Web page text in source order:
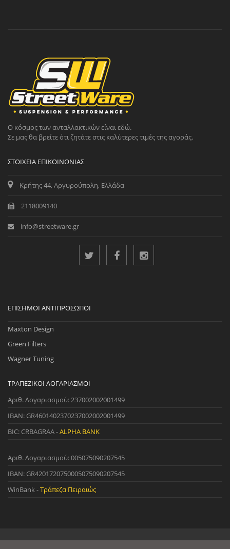
Ο κόσμος των ανταλλακτικών είναι εδώ.
Σε μας θα βρείτε ότι ζητάτε στις καλύτερες τιμές της αγοράς.
ΣΤΟΙΧΕΊΑ ΕΠΙΚΟΙΝΩΝΊΑΣ
Κρήτης 44, Αργυρούπολη, Ελλάδα
2118009140
info@streetware.gr
ΕΠΊΣΗΜΟΙ ΑΝΤΙΠΡΌΣΩΠΟΙ
Maxton Design
Green Filters
Wagner Tuning
ΤΡΑΠΕΖΙΚΟΊ ΛΟΓΑΡΙΑΣΜΟΊ
Αριθ. Λογαριασμού: 237002002001499
IBAN: GR4601402370237002002001499
BIC: CRBAGRAA -ALPHA BANK
Αριθ. Λογαριασμού: 005075090207545
IBAN: GR4201720750005075090207545
WinBank -Τράπεζα Πειραιώς
© 2022 StreetWare. All Rights Reserved. | Designed and Developedby